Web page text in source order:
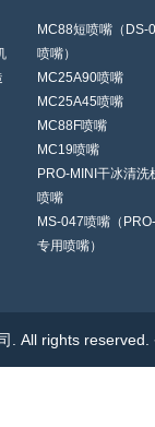
MC88短喷嘴（DS-
喷嘴）
MC25A90喷嘴
MC25A45喷嘴
MC88F喷嘴
MC19喷嘴
PRO-MINI干冰清洗
喷嘴
MS-047喷嘴（
专用喷嘴）
. All rights